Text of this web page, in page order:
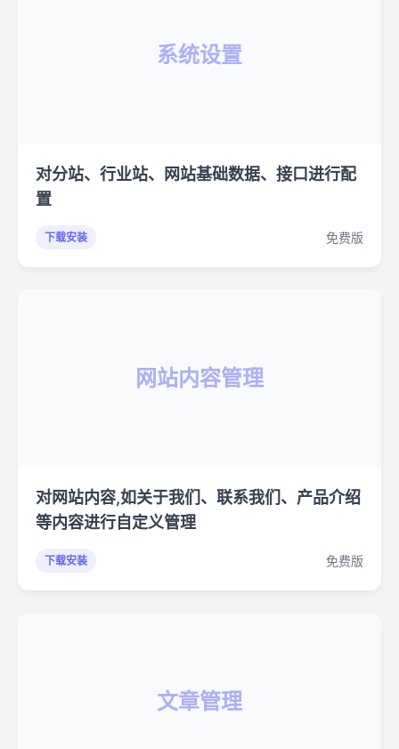
系统设置
对分站、行业站、网站基础数据、接口进行配
置
下载安装 免费版
网站内容管理
对网站内容,如关于我们、联系我们、产品介绍
等内容进行自定义管理
下载安装 免费版
文章管理